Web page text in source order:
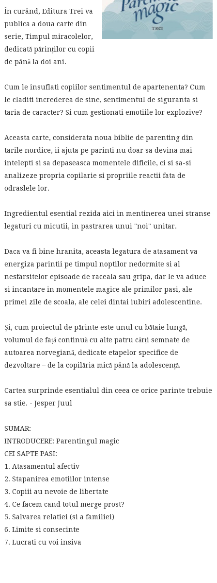
În curând, Editura Trei va
publica a doua carte din
serie, Timpul miracolelor,
dedicată părinților cu copii
de până la doi ani.
Cum le insuflati copiilor sentimentul de apartenenta? Cum
le claditi increderea de sine, sentimentul de siguranta si
taria de caracter? Si cum gestionati emotiile lor explozive?
Aceasta carte, considerata noua biblie de parenting din
tarile nordice, ii ajuta pe parinti nu doar sa devina mai
intelepti si sa depaseasca momentele dificile, ci si sa-si
analizeze propria copilarie si propriile reactii fata de
odraslele lor.
Ingredientul esential rezida aici in mentinerea unei stranse
legaturi cu micutii, in pastrarea unui "noi" unitar.
Daca va fi bine hranita, aceasta legatura de atasament va
energiza parintii pe timpul noptilor nedormite si al
nesfarsitelor episoade de raceala sau gripa, dar le va aduce
si incantare in momentele magice ale primilor pasi, ale
primei zile de scoala, ale celei dintai iubiri adolescentine.
Și, cum proiectul de părinte este unul cu bătaie lungă,
volumul de față continuă cu alte patru cărți semnate de
autoarea norvegiană, dedicate etapelor specifice de
dezvoltare – de la copilăria mică până la adolescență.
Cartea surprinde esentialul din ceea ce orice parinte trebuie
sa stie. - Jesper Juul
SUMAR:
INTRODUCERE: Parentingul magic
CEI SAPTE PASI:
1. Atasamentul afectiv
2. Stapanirea emotiilor intense
3. Copiii au nevoie de libertate
4. Ce facem cand totul merge prost?
5. Salvarea relatiei (si a familiei)
6. Limite si consecinte
7. Lucrati cu voi insiva